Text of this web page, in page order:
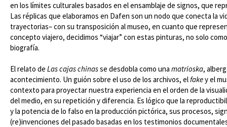
en los límites culturales basados en el ensamblaje de signos, que
Las réplicas que elaboramos en Dafen son un nodo que conecta la
trayectorias– con su transposición al museo, en cuanto que
concepto viajero, decidimos “viajar” con estas pinturas, no solo
biografía.
El relato de Las cajas chinasse desdobla como una matrioska,
acontecimiento. Un guión sobre el uso de los archivos, elfakey el
contexto para proyectar nuestra experiencia en el orden de la
del medio, en su repetición y diferencia. Es lógico que la
y la potencia de lo falso en la producción pictórica, sus procesos,
(re)invenciones del pasado basadas en los testimonios